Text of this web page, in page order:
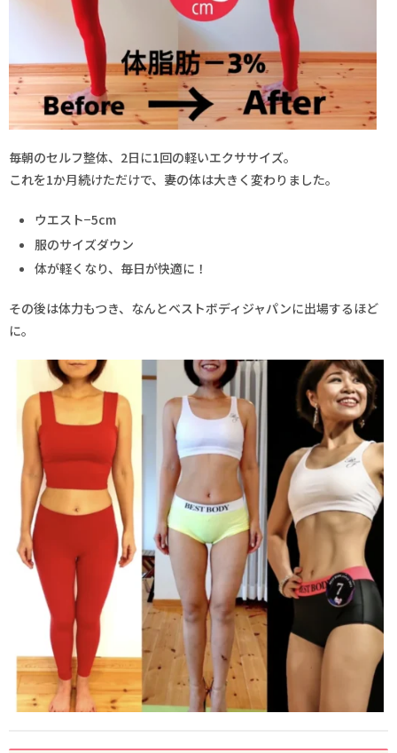
毎朝のセルフ整体、2日に1回の軽いエクササイズ。
これを1か月続けただけで、妻の体は大きく変わりました。
ウエスト−5cm
服のサイズダウン
体が軽くなり、毎日が快適に！
その後は体力もつき、なんとベストボディジャパンに出場するほど
に。